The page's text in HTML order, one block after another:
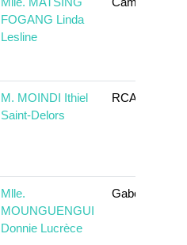
FOGANG Linda
Lesline
M. MOINDI Ithiel
Saint-Delors
RCA
Mlle.
MOUNGUENGUI
Donnie Lucrèce
Gabon